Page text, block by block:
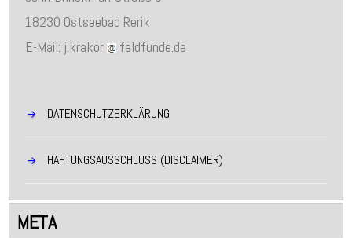
18230 Ostseebad Rerik
E-Mail: j.krakor
feldfunde.de
DATENSCHUTZERKLÄRUNG
HAFTUNGSAUSSCHLUSS (DISCLAIMER)
META